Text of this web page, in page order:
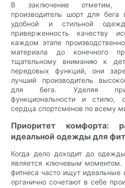
В заключение отметим,
производитель шорт для бега
удобной и стильной
приверженность качеству
каждом этапе
материала до конечного
тщательному вниманию к
передовых функций, они
лучший производитель
для бега. Уделяя
функциональности и стилю,
сердца спортсменов по всему
Приоритет комфорта:
идеальной одежды для
Когда дело доходит до
является ключевым
фитнеса часто ищут идеальные
органично сочетают в себе